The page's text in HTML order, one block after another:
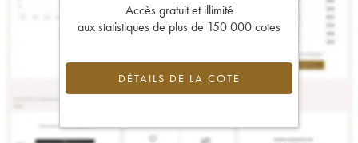
Accès gratuit et illimité
aux statistiques de plus de 150 000 cotes
DÉTAILS DE LA COTE